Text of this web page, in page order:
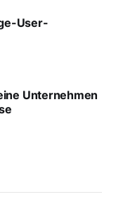
User-
Unternehmen